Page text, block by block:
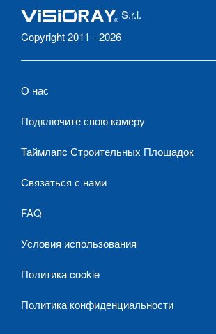
S.r.l.
Copyright 2011 - 2026
О нас
Подключите свою камеру
Таймлапс Строительных Площадок
Связаться с нами
FAQ
Условия использования
Политика cookie
Политика конфиденциальности